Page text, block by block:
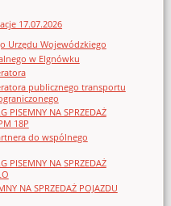
17.07.2026
Urzędu Wojewódzkiego
w Elgnówku
publicznego transportu
PISEMNY NA SPRZEDAŻ
18P
do wspólnego
PISEMNY NA SPRZEDAŻ
NA SPRZEDAŻ POJAZDU